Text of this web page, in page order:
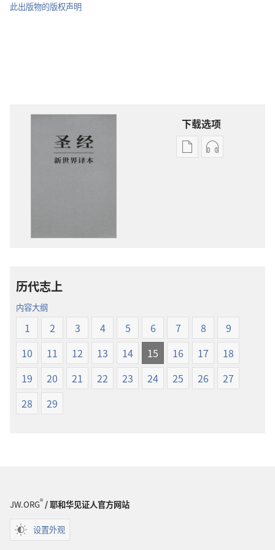
此出版物的版权声明
下载选项
电
新
界
译
录
译
历代志上
内容大纲
1 2 3 4 5 6 7 8
9
10
11 12 13 14 15 16 17
18
19
20 21 22 23 24 25 26
27
28
29
JW.ORG® / 耶和华见证人官方网站
设置外观